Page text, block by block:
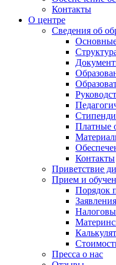
Контакты
О центре
Сведения об
Платные
Контакты
Приветствие
Прием и
Порядок
Пресса о нас